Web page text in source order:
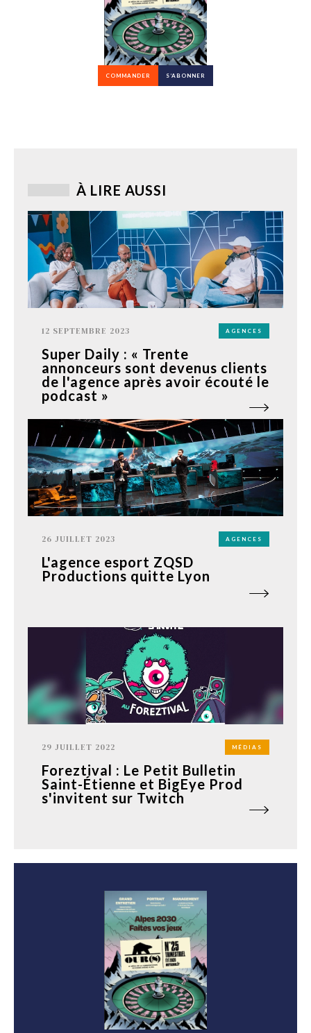
COMMANDER S’ABONNER
À LIRE AUSSI
12 SEPTEMBRE 2023 AGENCES
Super Daily : « Trente
annonceurs sont devenus clients
de l'agence après avoir écouté le
podcast »
26 JUILLET 2023 AGENCES
L'agence esport ZQSD
Productions quitte Lyon
29 JUILLET 2022 MÉDIAS
Foreztival : Le Petit Bulletin
Saint-Étienne et BigEye Prod
s'invitent sur Twitch